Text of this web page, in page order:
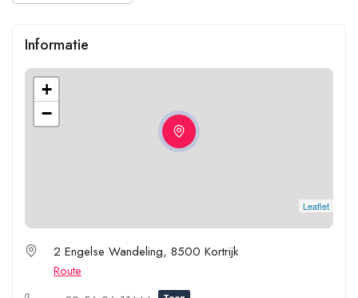
Informatie
+
−
Leaflet
2 Engelse Wandeling, 8500 Kortrijk
Route